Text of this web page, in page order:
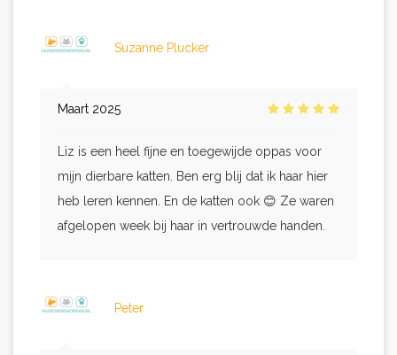
Suzanne Plucker
Maart 2025
Liz is een heel fijne en toegewijde oppas voor
mijn dierbare katten. Ben erg blij dat ik haar hier
heb leren kennen. En de katten ook 😊 Ze waren
afgelopen week bij haar in vertrouwde handen.
Peter